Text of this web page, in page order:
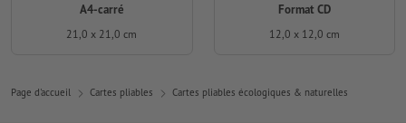
A4-carré
21,0 x 21,0 cm
Format CD
12,0 x 12,0 cm
Page d'accueil Cartes pliables Cartes pliables écologiques & naturelles